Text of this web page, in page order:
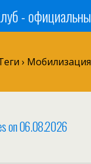
› Мобилизация
on 06.08.2026